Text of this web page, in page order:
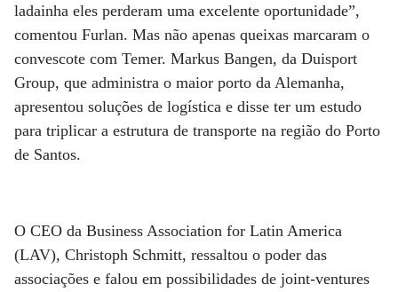
ladainha eles perderam uma excelente oportunidade”,
comentou Furlan. Mas não apenas queixas marcaram o
convescote com Temer. Markus Bangen, da Duisport
Group, que administra o maior porto da Alemanha,
apresentou soluções de logística e disse ter um estudo
para triplicar a estrutura de transporte na região do Porto
de Santos.
O CEO da Business Association for Latin America
(LAV), Christoph Schmitt, ressaltou o poder das
associações e falou em possibilidades de joint-ventures